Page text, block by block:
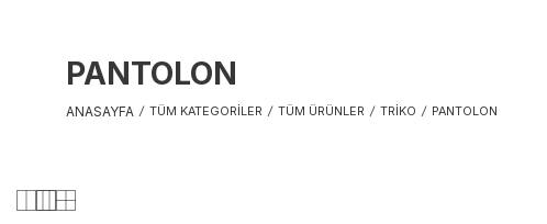
PANTOLON
ANASAYFA / TÜM KATEGORILER / TÜM ÜRÜNLER / TRIKO / PANTOLON